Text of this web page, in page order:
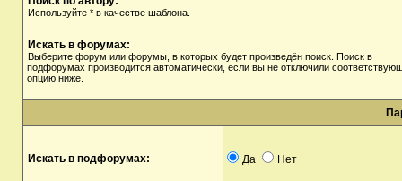
Используйте * в качестве шаблона.
Искать в форумах:
Выберите форум или форумы, в которых будет произведён поиск. Поиск в
подфорумах производится автоматически, если вы не отключили
опцию ниже.
Искать в подфорумах: Да Нет